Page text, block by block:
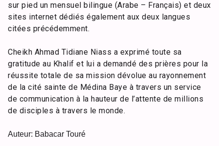
sur pied un mensuel bilingue (Arabe – Français) et deux
sites internet dédiés également aux deux langues
citées précédemment.
Cheikh Ahmad Tidiane Niass a exprimé toute sa
gratitude au Khalif et lui a demandé des prières pour la
réussite totale de sa mission dévolue au rayonnement
de la cité sainte de Médina Baye à travers un service
de communication à la hauteur de l’attente de millions
de disciples à travers le monde.
Auteur: Babacar Touré